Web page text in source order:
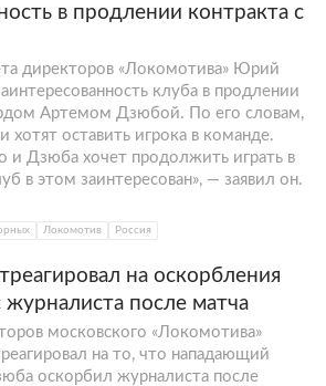
в продлении контракта с
директоров «Локомотива» Юрий
клуба в продлении
Артемом Дзюбой. По его словам,
оставить игрока в команде.
и Дзюба хочет продолжить играть в
в этом заинтересован», — заявил он.
Локомотив Россия
на оскорбления
после матча
московского «Локомотива»
на то, что нападающий
оскорбил журналиста после